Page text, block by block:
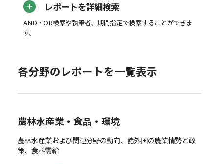
レポートを詳細検索
AND・OR検索や執筆者、期間指定で検索することができま
す。
各分野のレポートを一覧表示
農林水産業・食品・環境
農林水産業および関連分野の動向、諸外国の農業情勢と政
策、食料需給